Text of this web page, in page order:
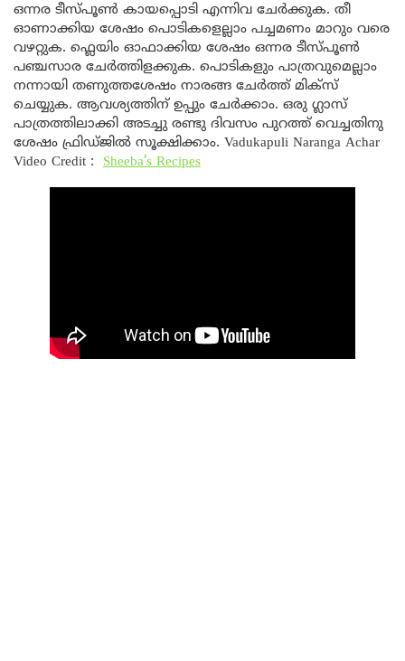
ഒന്നര ടീസ്പൂൺ കായപ്പൊടി എന്നിവ ചേർക്കുക. തീ
ഓണാക്കിയ ശേഷം പൊടികളെല്ലാം പച്ചമണം മാറും വരെ
വഴറ്റുക. ഫ്ലെയിം ഓഫാക്കിയ ശേഷം ഒന്നര ടീസ്പൂൺ
പഞ്ചസാര ചേർത്തിളക്കുക. പൊടികളും പാത്രവുമെല്ലാം
നന്നായി തണുത്തശേഷം നാരങ്ങ ചേർത്ത് മിക്സ്‌
ചെയ്യുക. ആവശ്യത്തിന് ഉപ്പും ചേർക്കാം. ഒരു ഗ്ലാസ്
പാത്രത്തിലാക്കി അടച്ചു രണ്ടു ദിവസം പുറത്ത് വെച്ചതിനു
ശേഷം ഫ്രിഡ്ജിൽ സൂക്ഷിക്കാം. Vadukapuli Naranga Achar
Video Credit : Sheeba’s Recipes